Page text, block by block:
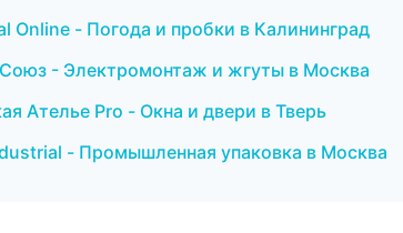
Online - Погода и пробки в Калининград
- Электромонтаж и жгуты в Москва
Ателье Pro - Окна и двери в Тверь
- Промышленная упаковка в Москва